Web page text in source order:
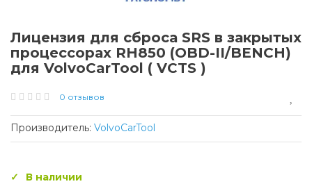
Лицензия для сброса SRS в закрытых
процессорах RH850 (OBD-II/BENCH)
для VolvoCarTool ( VCTS )
0 отзывов
Производитель: VolvoCarTool
В наличии